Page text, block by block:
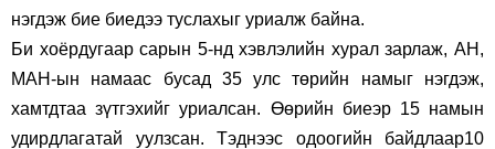
нэгдэж бие биедээ туслахыг уриалж байна.
Би хоёрдугаар сарын 5-нд хэвлэлийн хурал зарлаж, АН,
МАН-ын намаас бусад 35 улс төрийн намыг нэгдэж,
хамтдтаа зүтгэхийг уриалсан. Өөрийн биеэр 15 намын
удирдлагатай уулзсан. Тэднээс одоогийн байдлаар10